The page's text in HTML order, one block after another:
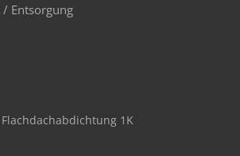
Entsorgung
Flachdachabdichtung 1K